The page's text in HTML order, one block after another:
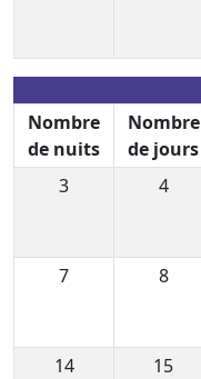
Nombre
de nuits
Nombre
de jours
3
4
7
8
14
15